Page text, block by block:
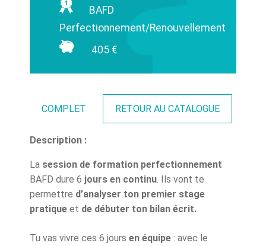
BAFD
Perfectionnement/Renouvellement
405 €
COMPLET RETOUR AU CATALOGUE
Description :
La session de formation perfectionnement
BAFD dure 6 jours en continu . Ils vont te
permettre d’analyser ton premier stage
pratique et de débuter ton bilan écrit.
Tu vas vivre ces 6 jours en équipe : avec le